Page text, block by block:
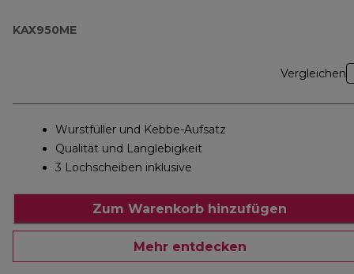
KAX950ME
Vergleichen
Wurstfüller und Kebbe-Aufsatz
Qualität und Langlebigkeit
3 Lochscheiben inklusive
Zum Warenkorb hinzufügen
Mehr entdecken